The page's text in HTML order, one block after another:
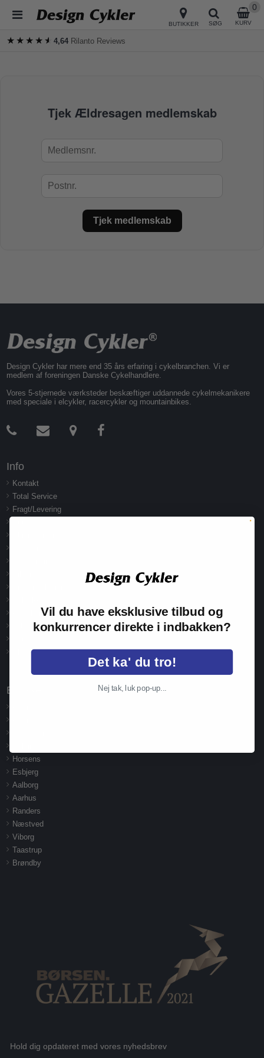
BUTIKKER SØG KURV
0
★★★★★
★★★★★4,64 Rilanto Reviews
Tjek Ældresagen medlemskab
Tjek medlemskab
Design Cykler har mere end 35 års erfaring i cykelbranchen. Vi er
medlem af foreningen Danske Cykelhandlere.
Vores 5-stjernede værksteder beskæftiger uddannede cykelmekanikere
med speciale i elcykler, racercykler og mountainbikes.
Info
Kontakt
Total Service
Fragt/Levering
Gavekort
Job hos Design Cykler
Butikker
Horsens
Esbjerg
Aalborg
Aarhus
Randers
Næstved
Viborg
Taastrup
Brøndby
Hold dig opdateret med vores nyhedsbrev
Vil du have eksklusive tilbud og
konkurrencer direkte i indbakken?
Det ka' du tro!
Nej tak, luk pop-up...